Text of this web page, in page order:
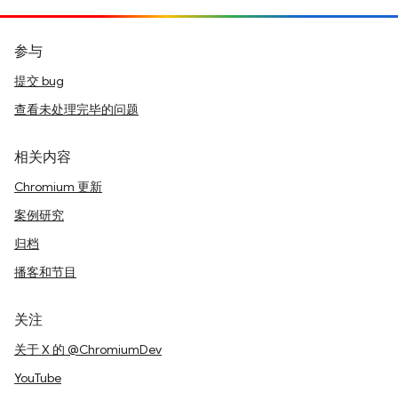
参与
提交 bug
查看未处理完毕的问题
相关内容
Chromium 更新
案例研究
归档
播客和节目
关注
关于 X 的 @ChromiumDev
YouTube